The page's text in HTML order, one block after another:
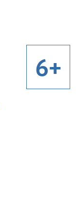
6+